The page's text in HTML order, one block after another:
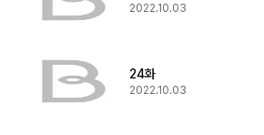
2022.10.03
24화
2022.10.03